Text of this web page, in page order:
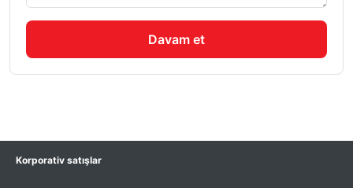
Davam et
Korporativ satışlar